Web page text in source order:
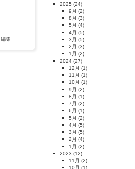
編集
2025 (24)
9月 (2)
8月 (3)
5月 (4)
4月 (5)
3月 (5)
2月 (3)
1月 (2)
2024 (27)
12月 (1)
11月 (1)
10月 (1)
9月 (2)
8月 (1)
7月 (2)
6月 (1)
5月 (2)
4月 (5)
3月 (5)
2月 (4)
1月 (2)
2023 (12)
11月 (2)
10月 (1)